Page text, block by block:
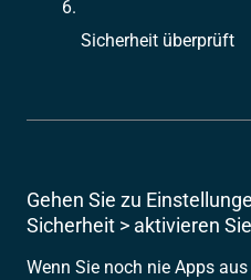
Sicherheit überprüft
Gehen Sie zu
Sicherheit > aktivieren
Wenn Sie noch nie Apps